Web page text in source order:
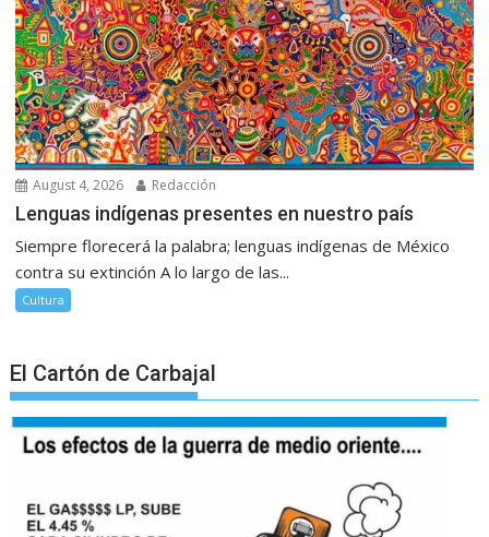
August 4, 2026 Redacción
Lenguas indígenas presentes en nuestro país
Siempre florecerá la palabra; lenguas indígenas de México
contra su extinción A lo largo de las...
Cultura
El Cartón de Carbajal